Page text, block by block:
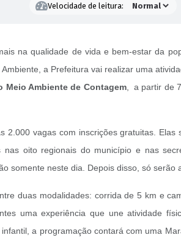
Velocidade de leitura:
na qualidade de vida e bem-estar da
a Prefeitura vai realizar uma
Meio Ambiente de Contagem, a partir de
2.000 vagas com inscrições gratuitas.
nas oito regionais do município e nas
somente neste dia. Depois disso, só
duas modalidades: corrida de 5 km e
uma experiência que une atividade
a programação contará com uma